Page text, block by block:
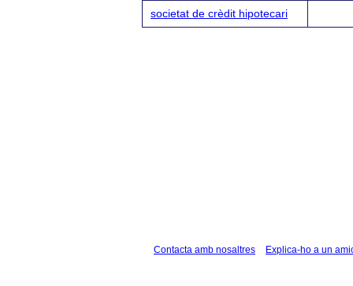
societat de crèdit hipotecari
Contacta amb nosaltres Explica-ho a un